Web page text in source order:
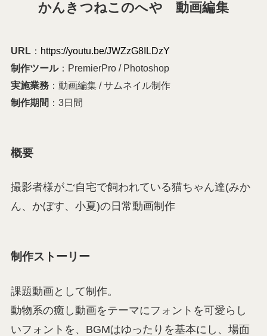
かんきつねこのへや 動画編集
URL： https://youtu.be/JWZzG8ILDzY
制作ツール：PremierPro / Photoshop
実施業務：動画編集 / サムネイル制作
制作期間 ：3日間
概要
撮影者様がご自宅で飼われている猫ちゃん達(みか
ん、かぼす、小夏)の日常動画制作
制作ストーリー
課題動画として制作。
動物系の癒し動画をテーマにフォントを可愛らし
いフォントを、BGMはゆったりを基本にし、場面